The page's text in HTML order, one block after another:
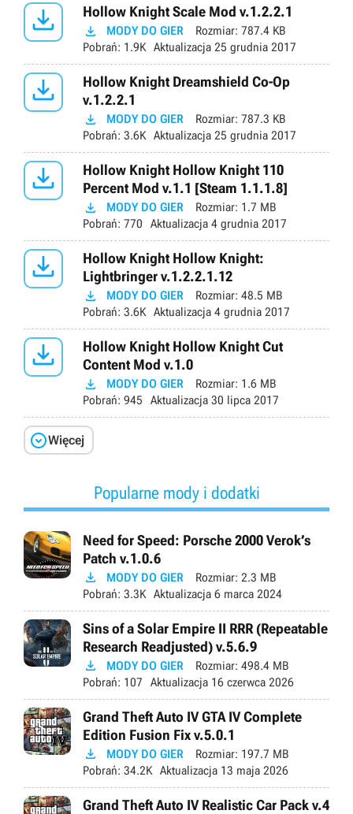
 Hollow Knight Scale Mod v.1.2.2.1
 MODY DO GIER Rozmiar: 787.4 KB
Pobrań: 1.9K Aktualizacja 25 grudnia 2017

Hollow Knight Dreamshield Co-Op
v.1.2.2.1
 MODY DO GIER Rozmiar: 787.3 KB
Pobrań: 3.6K Aktualizacja 25 grudnia 2017

Hollow Knight Hollow Knight 110
Percent Mod v.1.1 [Steam 1.1.1.8]
 MODY DO GIER Rozmiar: 1.7 MB
Pobrań: 770 Aktualizacja 4 grudnia 2017

Hollow Knight Hollow Knight:
Lightbringer v.1.2.2.1.12
 MODY DO GIER Rozmiar: 48.5 MB
Pobrań: 3.6K Aktualizacja 4 grudnia 2017

Hollow Knight Hollow Knight Cut
Content Mod v.1.0
 MODY DO GIER Rozmiar: 1.6 MB
Pobrań: 945 Aktualizacja 30 lipca 2017
Więcej
Popularne mody i dodatki
Need for Speed: Porsche 2000 Verok’s
Patch v.1.0.6
 MODY DO GIER Rozmiar: 2.3 MB
Pobrań: 3.3K Aktualizacja 6 marca 2024
Sins of a Solar Empire II RRR (Repeatable
Research Readjusted) v.5.6.9
 MODY DO GIER Rozmiar: 498.4 MB
Pobrań: 107 Aktualizacja 16 czerwca 2026
Grand Theft Auto IV GTA IV Complete
Edition Fusion Fix v.5.0.1
 MODY DO GIER Rozmiar: 197.7 MB
Pobrań: 34.2K Aktualizacja 13 maja 2026
Grand Theft Auto IV Realistic Car Pack v.4